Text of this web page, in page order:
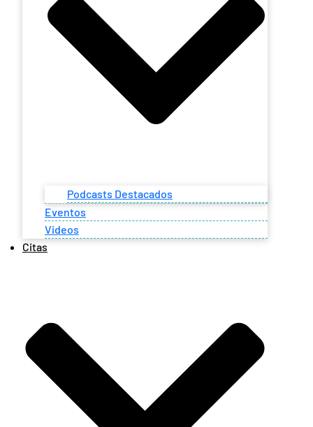
Podcasts Destacados
Eventos
Videos
Citas